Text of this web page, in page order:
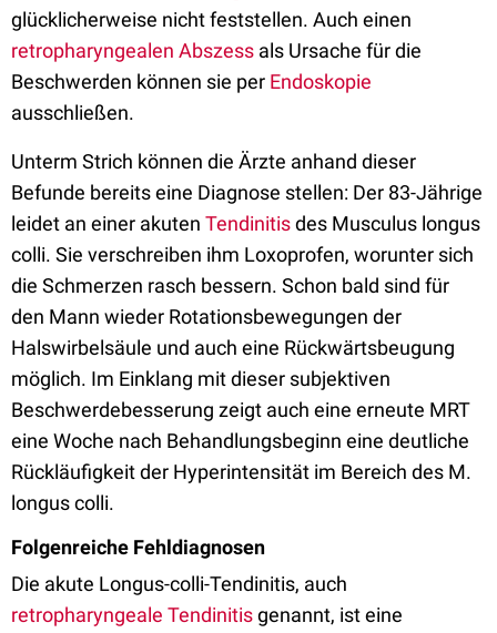
glücklicherweise nicht feststellen. Auch einen
retropharyngealen Abszess als Ursache für die
Beschwerden können sie per Endoskopie
ausschließen.
Unterm Strich können die Ärzte anhand dieser
Befunde bereits eine Diagnose stellen: Der 83-Jährige
leidet an einer akuten Tendinitisdes Musculus longus
colli. Sie verschreiben ihm Loxoprofen, worunter sich
die Schmerzen rasch bessern. Schon bald sind für
den Mann wieder Rotationsbewegungen der
Halswirbelsäule und auch eine Rückwärtsbeugung
möglich. Im Einklang mit dieser subjektiven
Beschwerdebesserung zeigt auch eine erneute MRT
eine Woche nach Behandlungsbeginn eine deutliche
Rückläufigkeit der Hyperintensität im Bereich des M.
longus colli.
Folgenreiche Fehldiagnosen
Die akute Longus-colli-Tendinitis, auch
retropharyngeale Tendinitisgenannt, ist eine